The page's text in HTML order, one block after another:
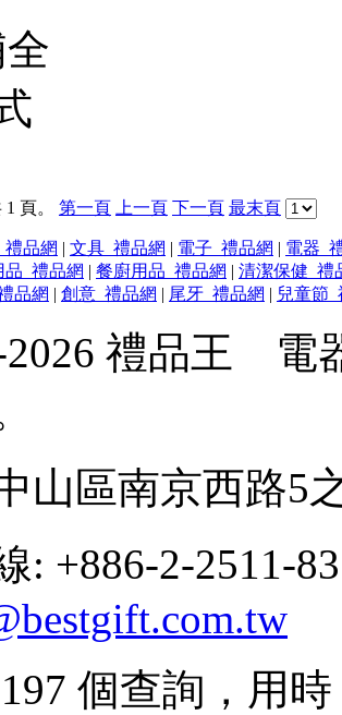
頁。 第一頁 上一頁 下一頁 最末頁
禮品網 | 文具_禮品網 | 電子_禮品網 | 電器_
品_禮品網 | 餐廚用品_禮品網 | 清潔保健_禮
品網 | 創意_禮品網 | 尾牙_禮品網 | 兒童節
禮品王 電
山區南京西路5
: +886-2-
個查詢，用